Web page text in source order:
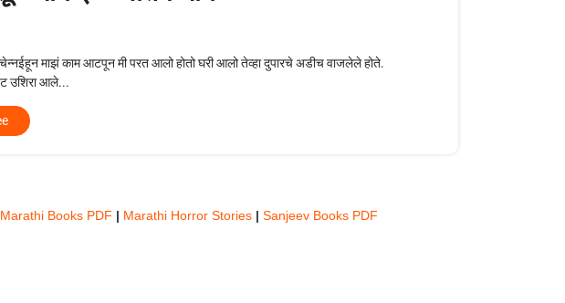
माझं काम आटपून मी परत आलो होतो घरी आलो तेव्हा दुपारचे अडीच वाजलेले होते.
उशिरा आले...
Marathi Books PDF | Marathi Horror Stories | Sanjeev Books PDF